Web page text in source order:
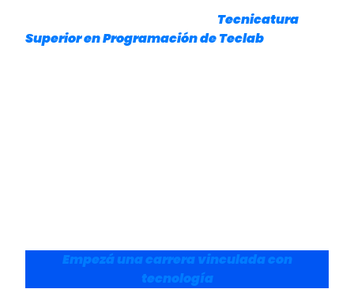
Tecnicatura
Superior en Programación de Teclab
Empezá una carrera vinculada con
tecnología